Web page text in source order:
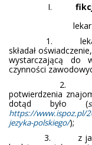
I.
1. lekarz
składał
wystarczającą do
czynności
2. nie ma
potwierdzenia
dotąd było (
https://www.ispoz.pl/
jezyka-polskiego/);
3. z jakiegoś